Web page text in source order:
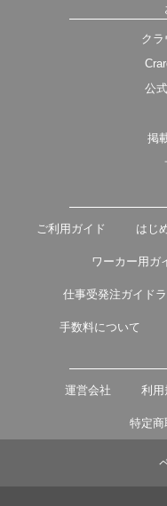
ク
公
掲
ご利用ガイド はじ
ワーカー用ガ
仕事受発注ガイド
手数料について
運営会社 利用
特定商